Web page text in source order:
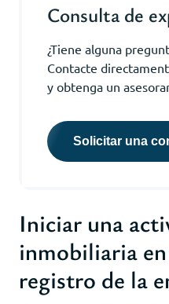
Consulta de
¿Tiene alguna
Contacte
y obtenga un
Solicitar una
Iniciar una
inmobiliaria
registro de la